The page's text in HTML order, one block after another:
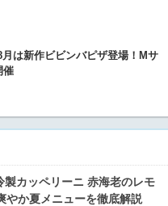
は新作ビビンバピザ登場！Mサ
催
カッペリーニ 赤海老のレモ
やか夏メニューを徹底解説